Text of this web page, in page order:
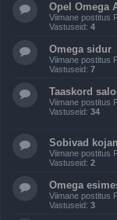
Opel Omega
Viimane postitus
Vastuseid: 4
Omega sidur
Viimane postitus
Vastuseid: 7
Taaskord
Viimane postitus
Vastuseid: 34
Sobivad
Viimane postitus
Vastuseid: 2
Omega
Viimane postitus
Vastuseid: 3